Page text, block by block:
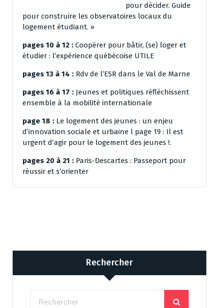
pour décider. Guide
pour construire les observatoires locaux du
logement étudiant. »
pages 10 à 12 : Coopérer pour bâtir, (se) loger et
étudier : l’expérience québécoise UTILE
pages 13 à 14 : Rdv de l’ESR dans le Val de Marne
pages 16 à 17 : Jeunes et politiques réfléchissent
ensemble à la mobilité internationale
page 18 : Le logement des jeunes : un enjeu
d’innovation sociale et urbaine l page 19 : Il est
urgent d’agir pour le logement des jeunes !.
pages 20 à 21 : Paris-Descartes : Passeport pour
réussir et s’orienter
Rechercher